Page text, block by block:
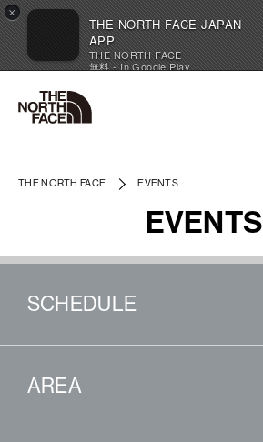
×
THE NORTH FACE JAPAN
APP
THE NORTH FACE
無料 - In Google Play
THE NORTH FACE EVENTS
EVENTS
SCHEDULE
AREA